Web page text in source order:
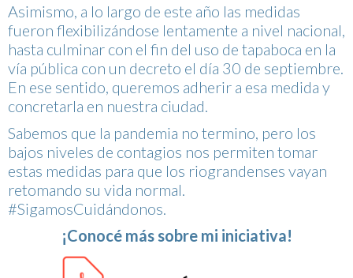
Asimismo, a lo largo de este año las medidas
fueron flexibilizándose lentamente a nivel nacional,
hasta culminar con el fin del uso de tapaboca en la
vía pública con un decreto el día 30 de septiembre.
En ese sentido, queremos adherir a esa medida y
concretarla en nuestra ciudad.
Sabemos que la pandemia no termino, pero los
bajos niveles de contagios nos permiten tomar
estas medidas para que los riograndenses vayan
retomando su vida normal.
#SigamosCuidándonos.
¡Conocé más sobre mi iniciativa!